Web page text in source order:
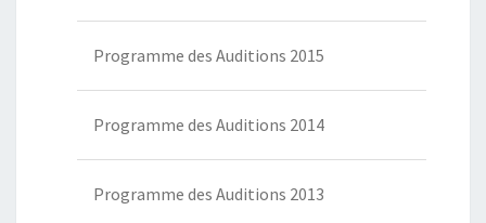
Programme des Auditions 2015
Programme des Auditions 2014
Programme des Auditions 2013